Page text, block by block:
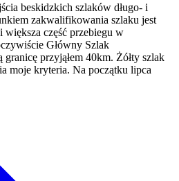
beskidzkich szlaków długo- i
zakwalifikowania szlaku jest
większa część przebiegu w
Główny Szlak
przyjąłem 40km. Żółty szlak
moje kryteria. Na początku lipca